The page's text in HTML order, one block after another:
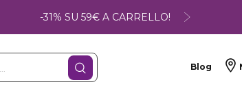
-31% SU 59€ A CARRELLO!
Blog